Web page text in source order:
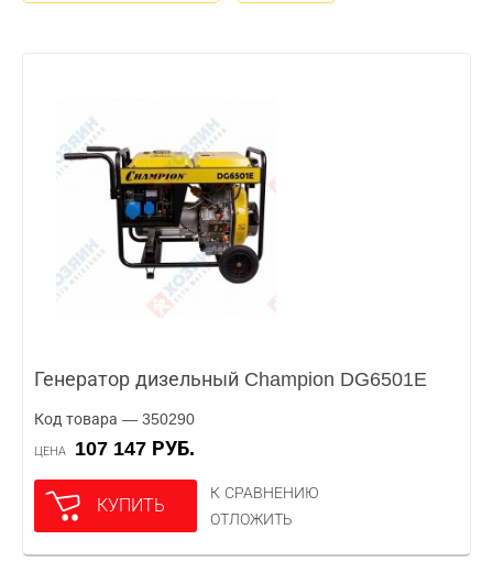
Генератор дизельный Champion DG6501E
Код товара — 350290
ЦЕНА 107 147 РУБ.
КУПИТЬ
К СРАВНЕНИЮ
ОТЛОЖИТЬ